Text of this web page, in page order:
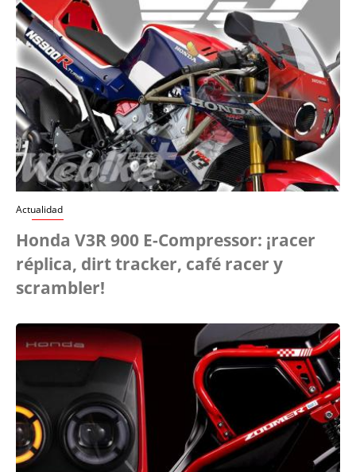
Actualidad
Honda V3R 900 E-Compressor: ¡racer
réplica, dirt tracker, café racer y
scrambler!